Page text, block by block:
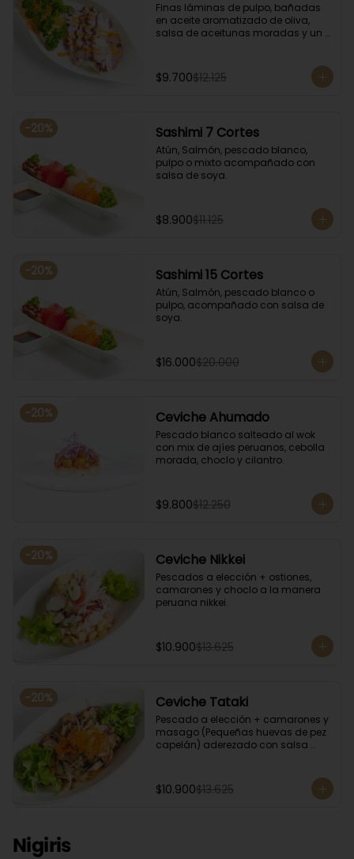
Finas láminas de pulpo, bañadas
en aceite aromatizado de oliva,
salsa de aceitunas moradas y un
$9.700$12.125
-20% Sashimi 7 Cortes
Atún, Salmón, pescado blanco,
pulpo o mixto acompañado con
salsa de soya.
$8.900$11.125
-20% Sashimi 15 Cortes
Atún, Salmón, pescado blanco o
pulpo, acompañado con salsa de
soya.
$16.000$20.000
-20% Ceviche Ahumado
Pescado blanco salteado al wok
con mix de ajíes peruanos, cebolla
morada, choclo y cilantro.
$9.800$12.250
-20% Ceviche Nikkei
Pescados a elección + ostiones,
camarones y choclo a la manera
peruana nikkei.
$10.900$13.625
-20% Ceviche Tataki
Pescado a elección + camarones y
masago (Pequeñas huevas de pez
capelán) aderezado con salsa
$10.900$13.625
Nigiris